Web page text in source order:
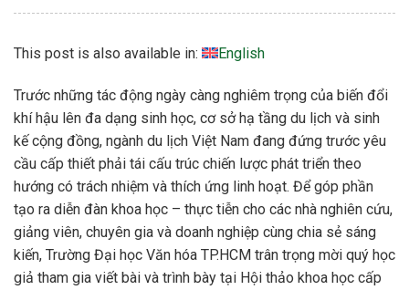
This post is also available in: English
Trước những tác động ngày càng nghiêm trọng của biến đổi
khí hậu lên đa dạng sinh học, cơ sở hạ tầng du lịch và sinh
kế cộng đồng, ngành du lịch Việt Nam đang đứng trước yêu
cầu cấp thiết phải tái cấu trúc chiến lược phát triển theo
hướng có trách nhiệm và thích ứng linh hoạt. Để góp phần
tạo ra diễn đàn khoa học – thực tiễn cho các nhà nghiên cứu,
giảng viên, chuyên gia và doanh nghiệp cùng chia sẻ sáng
kiến, Trường Đại học Văn hóa TP.HCM trân trọng mời quý học
giả tham gia viết bài và trình bày tại Hội thảo khoa học cấp